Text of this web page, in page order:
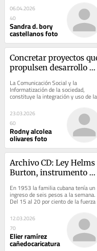
06.04.2026
40
Sandra d. bory
castellanos foto
Concretar proyectos
propulsen desarrollo
La Comunicación Social y la
Informatización de la sociedad,
constituye la integración y uso de la
Ciencia y la Innovación, pilar de la
gestión de...
23.03.2026
60
Rodny alcolea
olivares foto
Archivo CD: Ley Helms
Burton, instrumento
neocolonial de Cuba
En 1953 la familia cubana tenía un
ingreso de seis pesos a la semana.
Del 15 al 20 por ciento de la fuerza
de trabajo estaba crónicamente...
12.03.2026
70
Elier ramírez
cañedocaricatura